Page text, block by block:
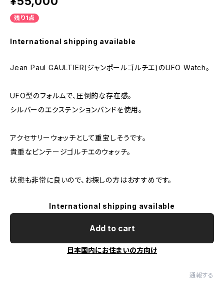
残り1点
International shipping available
Jean Paul GAULTIER(ジャンポールゴルチエ)のUFO Watch。
UFO型のフォルムで、圧倒的な存在感。
シルバーのエクステンションバンドを使用。
アクセサリーウォッチとして重宝しそうです。
貴重なビンテージゴルチエのウォッチ。
状態も非常に良いので、お探しの方はおすすめです。
International shipping available
Add to cart
日本国内にお住まいの方向け
通報する